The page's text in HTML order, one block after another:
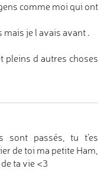
comme moi qui ont
mais je l avais avant .
pleins d autres choses
sont passés, tu t’es
de toi ma petite Ham,
ta vie <3